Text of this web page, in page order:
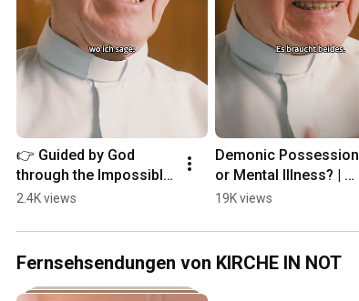
👉 Guided by God
through the Impossible
| Father Buob
2.4K views
Demonic Possession
or Mental Illness? |
Father Buob #church
#catholic
19K views
Fernsehsendungen von KIRCHE IN NOT